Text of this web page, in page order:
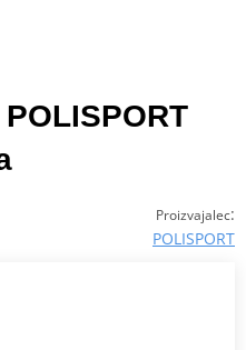
Proizvajalec:
POLISPORT